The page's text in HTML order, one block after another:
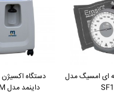
داینمد مدل DO2-5AM
ای امسیگ مدل